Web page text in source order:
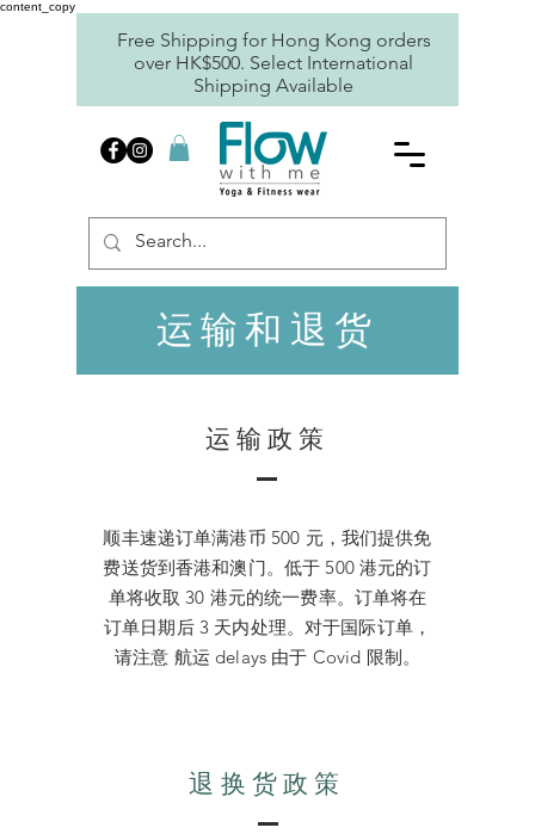
content_copy
Free Shipping for Hong Kong orders
over HK$500. Select International
Shipping Available
运输和退货
运输政策
顺丰速递订单满港币 500 元，我们提供免
费送货到香港和澳门。低于 500 港元的订
单将收取 30 港元的统一费率。订单将在
订单日期后 3 天内处理。对于国际订单，
请注意 航运 delays 由于 Covid 限制。
退换货政策